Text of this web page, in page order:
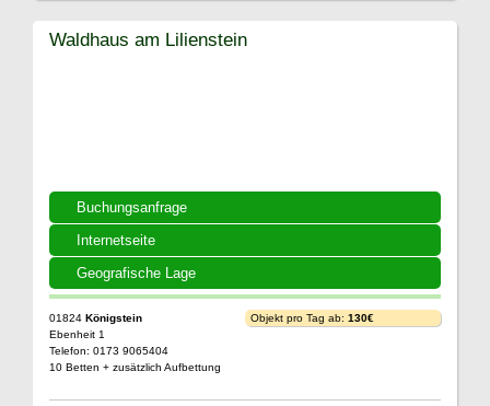
Buchungsanfrage
Internetseite
Geografische Lage
Waldhaus am Lilienstein
01824 Königstein
Ebenheit 1
Telefon: 0173 9065404
10 Betten + zusätzlich Aufbettung
Objekt pro Tag ab: 130€